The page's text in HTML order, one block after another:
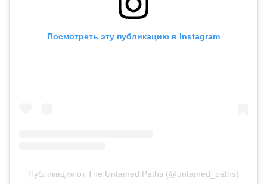
Посмотреть эту публикацию в Instagram
Публикация от The Untamed Paths (@untamed_paths)